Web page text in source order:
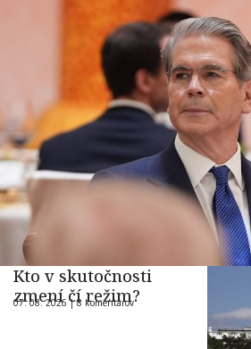
Kto v skutočnosti
zmení čí režim?
07. 08. 2026 |8 komentárov